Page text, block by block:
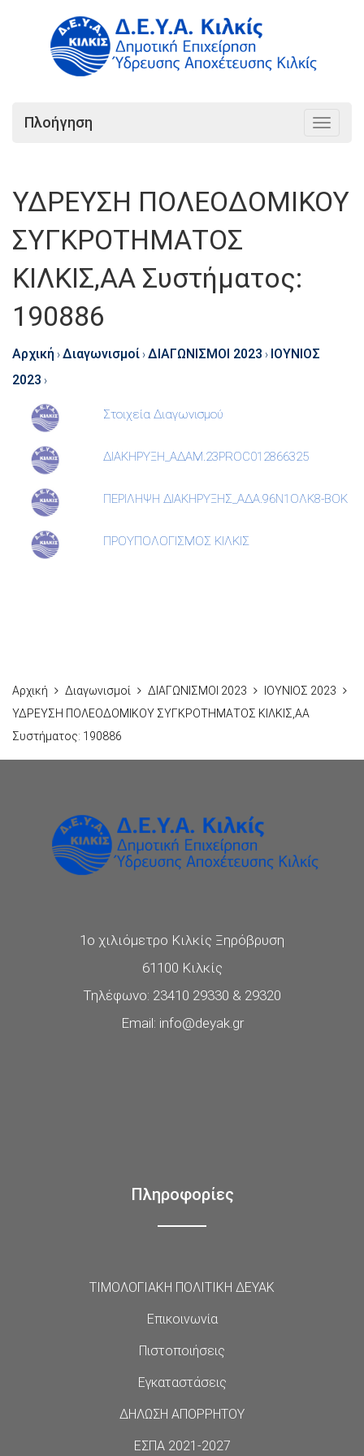
Toggle
Πλοήγηση
ΥΔΡΕΥΣΗ ΠΟΛΕΟΔΟΜΙΚΟΥ
ΣΥΓΚΡΟΤΗΜΑΤΟΣ
ΚΙΛΚΙΣ,ΑΑ Συστήματος:
190886
Αρχική ›Διαγωνισμοί ›ΔΙΑΓΩΝΙΣΜΟΙ 2023 › ΙΟΥΝΙΟΣ
2023 ›
Στοιχεία Διαγωνισμού
ΔΙΑΚΗΡΥΞΗ_ΑΔΑΜ.23PROC012866325
ΠΕΡΙΛΗΨΗ ΔΙΑΚΗΡΥΞΗΣ_ΑΔΑ.96Ν1ΟΛΚ8-ΒΟΚ
ΠΡΟΥΠΟΛΟΓΙΣΜΟΣ ΚΙΛΚΙΣ
Αρχική Διαγωνισμοί ΔΙΑΓΩΝΙΣΜΟΙ 2023
ΙΟΥΝΙΟΣ 2023
ΥΔΡΕΥΣΗ ΠΟΛΕΟΔΟΜΙΚΟΥ ΣΥΓΚΡΟΤΗΜΑΤΟΣ ΚΙΛΚΙΣ,ΑΑ
Συστήματος: 190886
1ο χιλιόμετρο Κιλκίς Ξηρόβρυση
61100 Κιλκίς
Τηλέφωνο: 23410 29330 & 29320
Email: info@deyak.gr
Πληροφορίες
ΤΙΜΟΛΟΓΙΑΚΗ ΠΟΛΙΤΙΚΗ ΔΕΥΑΚ
Επικοινωνία
Πιστοποιήσεις
Εγκαταστάσεις
ΔΗΛΩΣΗ ΑΠΟΡΡΗΤΟΥ
ΕΣΠΑ 2021-2027